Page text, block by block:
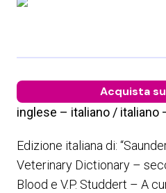
inglese – italiano / italiano
Edizione italiana di:
Veterinary Dictionary –
Blood e V.P. Studdert – A
Acquista